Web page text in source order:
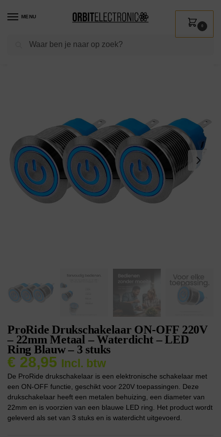
MENU
Zoeken
0
Shop / Installatie Schakelmateriaal
ProRide Drukschakelaar ON-OFF 220V
– 22mm Metaal – Waterdicht – LED
Ring Blauw – 3 stuks
€ 28,95 Incl. btw
De ProRide drukschakelaar is een elektronische schakelaar met
een ON-OFF functie, geschikt voor 220V toepassingen. Deze
drukschakelaar heeft een metalen behuizing, een diameter van
22mm en is voorzien van een blauwe LED ring. Het product wordt
geleverd als set van 3 stuks en is waterdicht uitgevoerd.